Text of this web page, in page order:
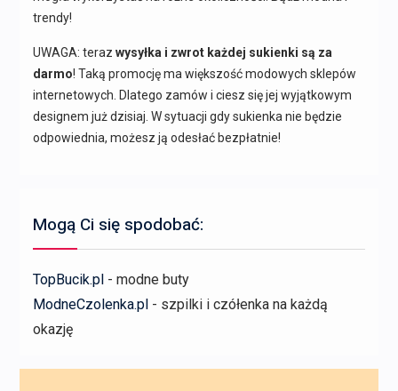
trendy!
UWAGA: teraz wysyłka i zwrot każdej sukienki są za
darmo! Taką promocję ma większość modowych sklepów
internetowych. Dlatego zamów i ciesz się jej wyjątkowym
designem już dzisiaj. W sytuacji gdy sukienka nie będzie
odpowiednia, możesz ją odesłać bezpłatnie!
Mogą Ci się spodobać:
TopBucik.pl- modne buty
ModneCzolenka.pl- szpilki i czółenka na każdą
okazję